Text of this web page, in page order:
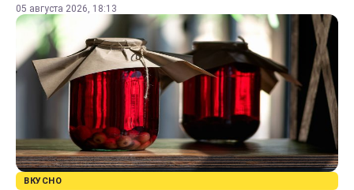
05 августа 2026, 18:13
ВКУСНО